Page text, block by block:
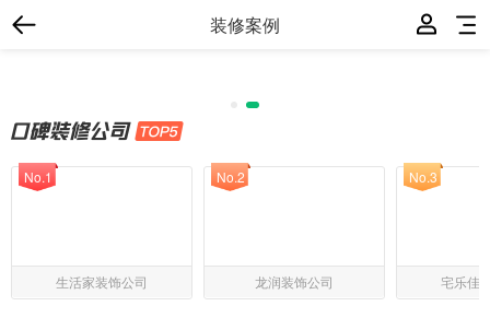
装修案例
生活家装饰公司
No.1
龙润装饰公司
No.2
宅乐佳
No.3